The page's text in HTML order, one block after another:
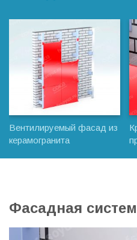
Вентилируемый фасад из
керамогранита
Фасадная